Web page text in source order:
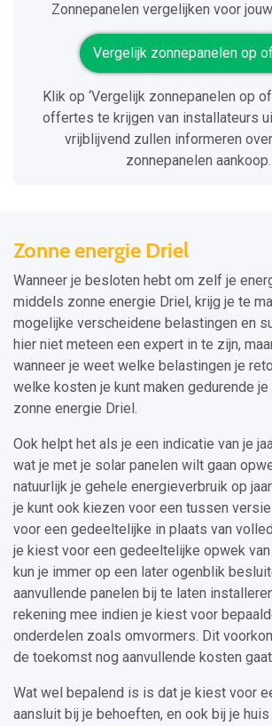
Zonnepanelen vergelijken voor
Vergelijk zonnepanelen op
Klik op ‘Vergelijk zonnepanelen op
offertes te krijgen van installateurs
vrijblijvend zullen informeren
zonnepanelen aankoop.
Zonne energie Driel
Wanneer je besloten hebt om zelf je
middels zonne energie Driel, krijg je te
mogelijke verscheidene belastingen en
hier niet meteen een expert in te zijn,
wanneer je weet welke belastingen je
welke kosten je kunt maken gedurende
zonne energie Driel.
Ook helpt het als je een indicatie van je
wat je met je solar panelen wilt gaan
natuurlijk je gehele energieverbruik op
je kunt ook kiezen voor een tussen
voor een gedeeltelijke in plaats van
je kiest voor een gedeeltelijke opwek
kun je immer op een later ogenblik
aanvullende panelen bij te laten
rekening mee indien je kiest voor
onderdelen zoals omvormers. Dit
de toekomst nog aanvullende kosten
Wat wel bepalend is is dat je kiest voor
aansluit bij je behoeften, en ook bij je